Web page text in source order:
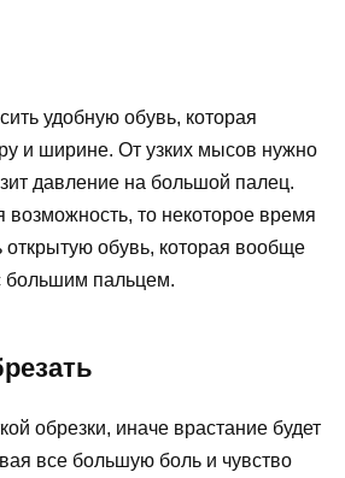
удобную обувь, которая
и ширине. От узких мысов нужно
давление на большой палец.
возможность, то некоторое время
открытую обувь, которая вообще
большим пальцем.
обрезки, иначе врастание будет
все большую боль и чувство